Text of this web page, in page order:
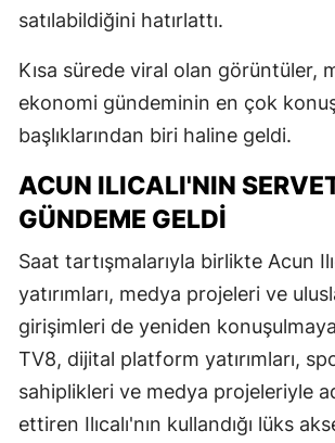
satılabildiğini hatırlattı.
Kısa sürede viral olan görüntüler,
ekonomi gündeminin en çok
başlıklarından biri haline geldi.
ACUN ILICALI'NIN
GÜNDEME GELDI
Saat tartışmalarıyla birlikte Acun
yatırımları, medya projeleri ve
girişimleri de yeniden
TV8, dijital platform yatırımları,
sahiplikleri ve medya projeleriyle
ettiren Ilıcalı'nın kullandığı lüks